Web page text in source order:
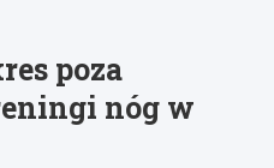
poza
nóg w